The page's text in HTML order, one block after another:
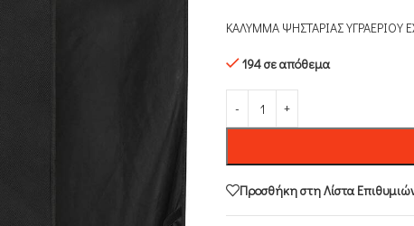
ΚΑΛΥΜΜΑ ΨΗΣΤΑΡΙΑΣ ΥΓΡΑΕΡΙΟΥ
194 σε απόθεμα
Προσθήκη στη Λίστα